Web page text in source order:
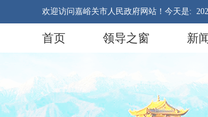
欢迎访问嘉峪关市人民政府网站！今天是:
首页 领导之窗 新